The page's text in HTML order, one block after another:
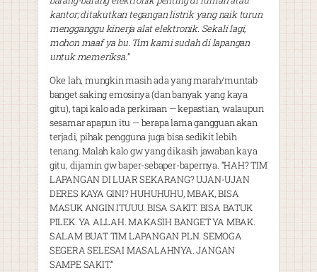
kantor; ditakutkan tegangan listrik yang naik turun
mengganggu kinerja alat elektronik. Sekali lagi,
mohon maaf ya bu. Tim kami sudah di lapangan
untuk memeriksa.”
Oke lah, mungkin masih ada yang marah/muntab
banget saking emosinya (dan banyak yang kaya
gitu), tapi kalo ada perkiraan — kepastian, walaupun
sesamar apapun itu — berapa lama gangguan akan
terjadi, pihak pengguna juga bisa sedikit lebih
tenang. Malah kalo gw yang dikasih jawaban kaya
gitu, dijamin gw baper-sebaper-bapernya. “HAH? TIM
LAPANGAN DI LUAR SEKARANG? UJAN-UJAN
DERES KAYA GINI? HUHUHUHU, MBAK, BISA
MASUK ANGIN ITUUU. BISA SAKIT. BISA BATUK
PILEK. YA ALLAH. MAKASIH BANGET YA MBAK.
SALAM BUAT TIM LAPANGAN PLN. SEMOGA
SEGERA SELESAI MASALAHNYA. JANGAN
SAMPE SAKIT.”